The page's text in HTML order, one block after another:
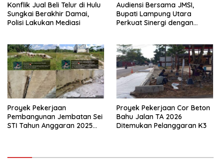
Konflik Jual Beli Telur di Hulu
Sungkai Berakhir Damai,
Polisi Lakukan Mediasi
Audiensi Bersama JMSI,
Bupati Lampung Utara
Perkuat Sinergi dengan
Proyek Pekerjaan
Pembangunan Jembatan Sei
STI Tahun Anggaran 2025
Proyek Pekerjaan Cor Beton
Bahu Jalan TA 2026
Ditemukan Pelanggaran K3